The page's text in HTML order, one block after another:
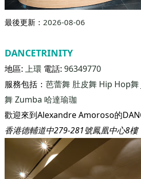
最後更新： 2026-08-06
DANCETRINITY
地區: 上環 電話: 96349770
服務包括： 芭蕾舞 肚皮舞 Hip Hop舞
舞Zumba 哈達瑜珈
香港德輔道中279-281號鳳凰中心8樓